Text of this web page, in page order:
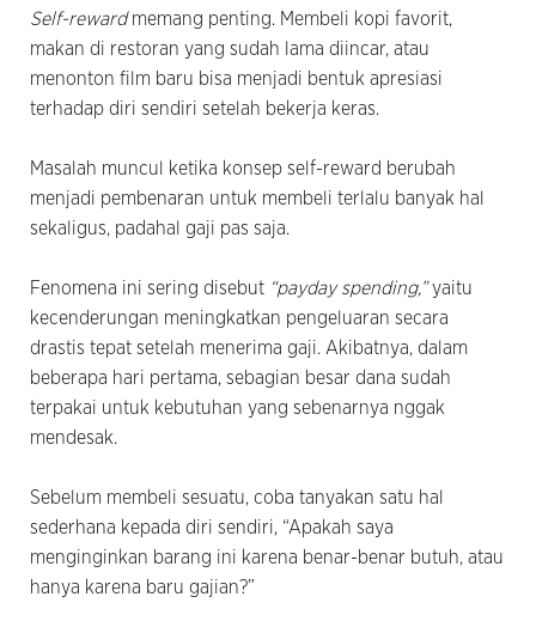
Self-rewardmemang penting. Membeli kopi favorit,
makan di restoran yang sudah lama diincar, atau
menonton film baru bisa menjadi bentuk apresiasi
terhadap diri sendiri setelah bekerja keras.
Masalah muncul ketika konsep self-reward berubah
menjadi pembenaran untuk membeli terlalu banyak hal
sekaligus, padahal gaji pas saja.
Fenomena ini sering disebut “payday spending,”yaitu
kecenderungan meningkatkan pengeluaran secara
drastis tepat setelah menerima gaji. Akibatnya, dalam
beberapa hari pertama, sebagian besar dana sudah
terpakai untuk kebutuhan yang sebenarnya nggak
mendesak.
Sebelum membeli sesuatu, coba tanyakan satu hal
sederhana kepada diri sendiri, “Apakah saya
menginginkan barang ini karena benar-benar butuh, atau
hanya karena baru gajian?”